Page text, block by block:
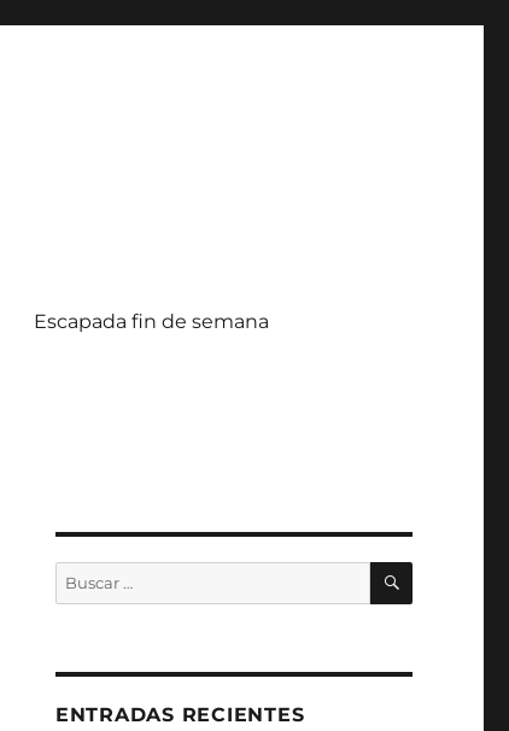
Escapada fin de semana
Buscar
por:
BUSCAR
ENTRADAS RECIENTES